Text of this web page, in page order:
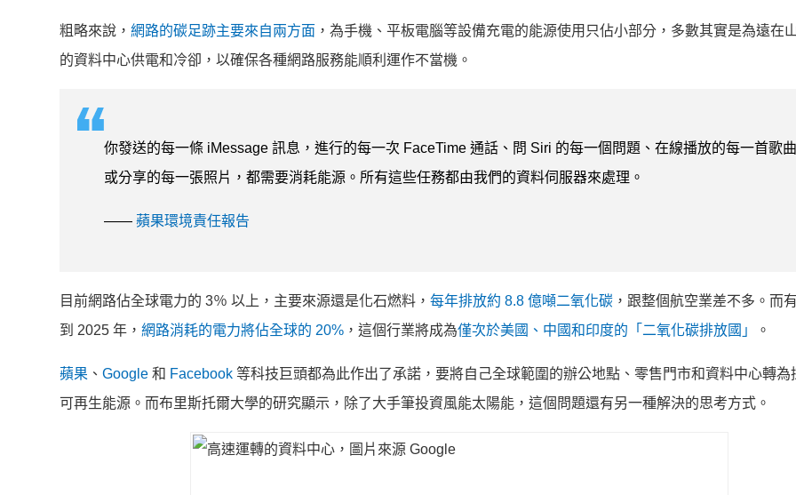
粗略來說， 網路的碳足跡主要來自兩方面 ，為手機、平板電腦等設備充電的能源使用只佔小部分，多數其實是為遠在
的資料中心供電和冷卻，以確保各種網路服務能順利運作不當機。
你發送的每一條 iMessage 訊息，進行的每一次 FaceTime 通話、問 Siri 的每一個問題、在線播放的每一首歌曲
或分享的每一張照片，都需要消耗能源。所有這些任務都由我們的資料伺服器來處理。
—— 蘋果環境責任報告
目前網路佔全球電力的 3％ 以上，主要來源還是化石燃料， 每年排放約 8.8 億噸二氧化碳 ，跟整個航空業差不多。而
到 2025 年， 網路消耗的電力將佔全球的 20% ，這個行業將成為僅次於美國、中國和印度的「二氧化碳排放國」 。
蘋果 、 Google 和 Facebook 等科技巨頭都為此作出了承諾，要將自己全球範圍的辦公地點、零售門市和資料中心轉為
可再生能源。而布里斯托爾大學的研究顯示，除了大手筆投資風能太陽能，這個問題還有另一種解決的思考方式。